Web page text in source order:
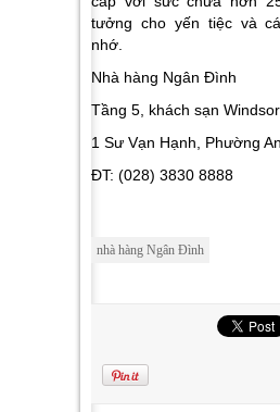
tưởng cho yến tiệc và
nhớ.
Nhà hàng Ngân Đình
Tầng 5, khách sạn
1 Sư Vạn Hạnh, Phường
ĐT: (028) 3830 8888
nhà hàng Ngân Đình